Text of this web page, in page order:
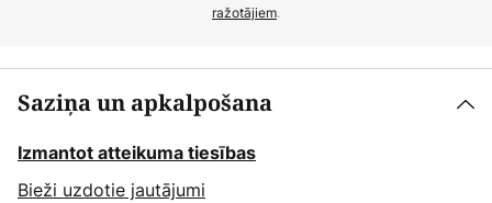
ražotājiem.
Saziņa un apkalpošana
Izmantot atteikuma tiesības
Bieži uzdotie jautājumi